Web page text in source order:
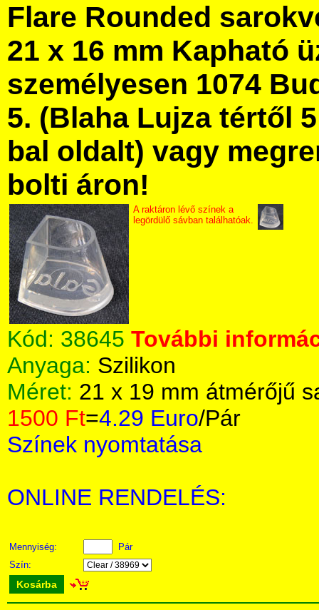
Flare Rounded
21 x 16 mm Kapható
személyesen 1074
5. (Blaha Lujza tértől
bal oldalt) vagy
bolti áron!
A raktáron lévő színek a
legördülő sávban találhatóak.
Kód: 38645 További
Anyaga: Szilikon
Méret: 21 x 19 mm átmérőjű
1500 Ft=4.29 Euro/Pár
Színek nyomtatása
ONLINE RENDELÉS:
Mennyiség:
Pár
Szín:
Kosárba